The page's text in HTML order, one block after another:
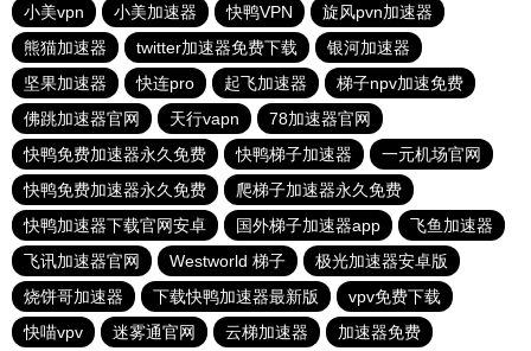
小美vpn
小美加速器 快鸭VPN
旋风pvn加速器
熊猫加速器
twitter加速器免费下载
银河加速器
坚果加速器
快连pro 起飞加速器
梯子npv加速免费
佛跳加速器官网
天行vapn
78加速器官网
快鸭免费加速器永久免费
快鸭梯子加速器
一元机场官网
快鸭免费加速器永久免费
爬梯子加速器永久免费
快鸭加速器下载官网安卓
国外梯子加速器app
飞鱼加速器
飞讯加速器官网
Westworld 梯子
极光加速器安卓版
烧饼哥加速器
下载快鸭加速器最新版
vpv免费下载
快喵vpv
迷雾通官网 云梯加速器 加速器免费